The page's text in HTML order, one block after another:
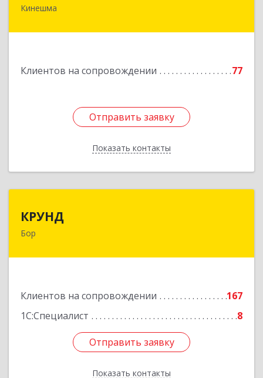
Кинешма
Клиентов на сопровождении 77
Отправить заявку
Показать контакты
155800, Ивановская обл, Кинешма г, Жуковская
Отправить заявку
Назад
КРУНД
Бор
Клиентов на сопровождении
167
1С:Специалист
8
Отправить заявку
Показать контакты
Отправить заявку
Назад